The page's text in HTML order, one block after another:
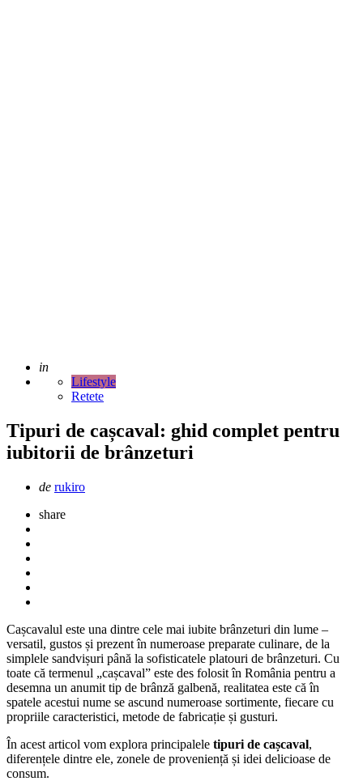
Adaugat
in
Lifestyle
Retete
Tipuri de cașcaval: ghid complet pentru
iubitorii de brânzeturi
Scris
de rukiro
share
Cașcavalul este una dintre cele mai iubite brânzeturi din lume –
versatil, gustos și prezent în numeroase preparate culinare, de la
simplele sandvișuri până la sofisticatele platouri de brânzeturi. Cu
toate că termenul „cașcaval” este des folosit în România pentru a
desemna un anumit tip de brânză galbenă, realitatea este că în
spatele acestui nume se ascund numeroase sortimente, fiecare cu
propriile caracteristici, metode de fabricație și gusturi.
În acest articol vom explora principalele tipuri de cașcaval,
diferențele dintre ele, zonele de proveniență și idei delicioase de
consum.